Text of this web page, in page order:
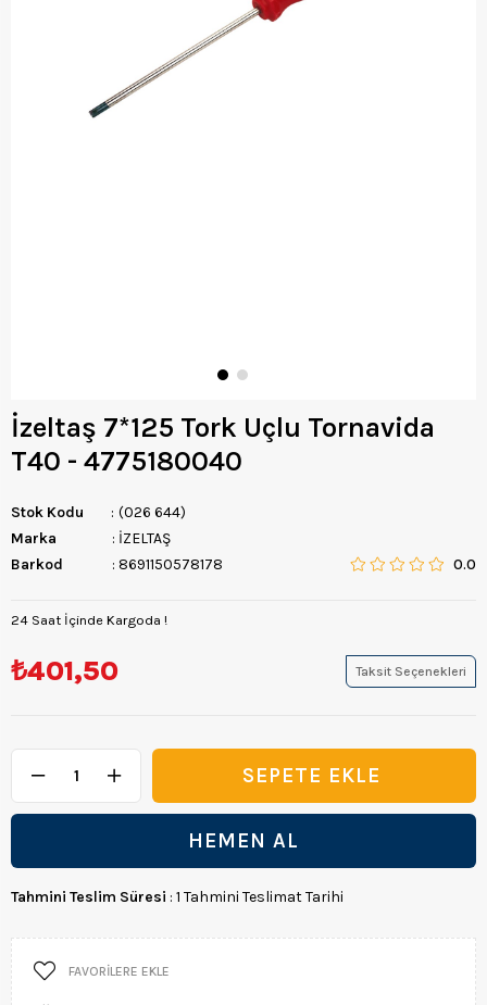
İzeltaş 7*125 Tork Uçlu Tornavida
T40 - 4775180040
Stok Kodu
(026 644)
Marka
: İZELTAŞ
Barkod
: 8691150578178 0.0
24 Saat İçinde Kargoda !
₺401,50 Taksit Seçenekleri
Tahmini Teslim Süresi : 1 Tahmini Teslimat Tarihi
FAVORILERE EKLE